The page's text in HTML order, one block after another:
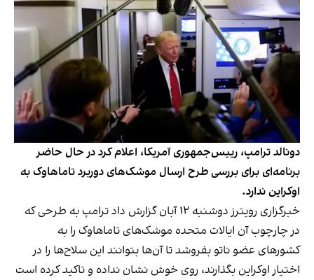
دونالد ترامپ، رییس‌جمهوری آمریکا، اعلام کرد در حال حاضر
برنامه‌ای برای بررسی طرح ارسال موشک‌های دوربرد تاماهاوک به
اوکراین ندارد.
خبرگزاری رویترز دوشنبه ۱۲ آبان گزارش داد ترامپ به طرحی که
در چارچوب آن ایالات متحده موشک‌های تاماهاوک را به
کشورهای عضو ناتو بفروشد تا آن‌ها بتوانند این سلاح‌ها را در
اختیار اوکراین بگذارند، روی خوش نشان نداده و تاکید کرده است